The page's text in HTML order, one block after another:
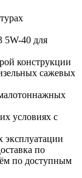
5W-40 для
конструкции
сажевых
условиях с
по
по доступным